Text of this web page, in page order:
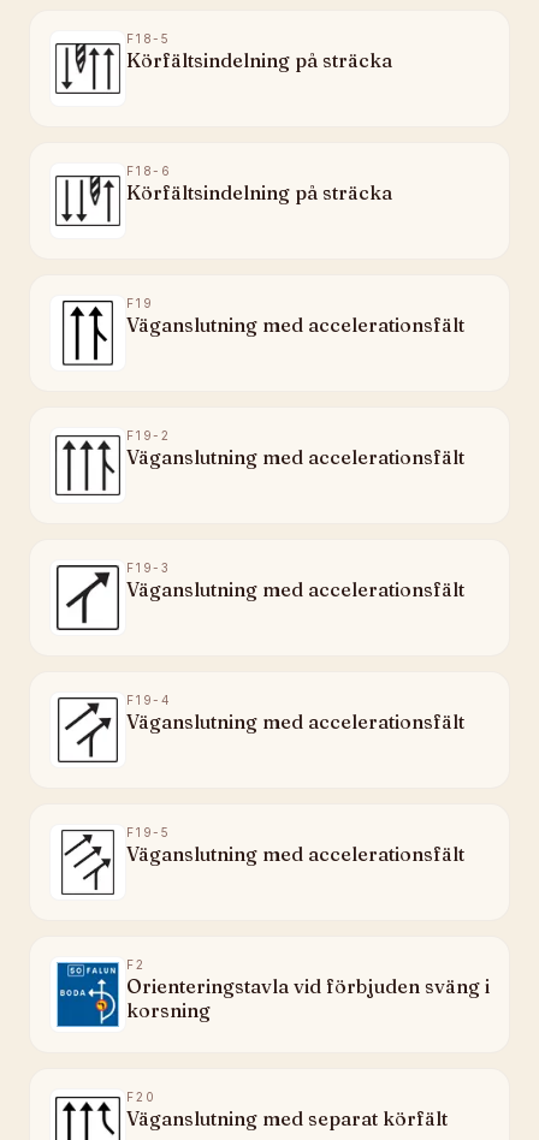
F18-5
Körfältsindelning på sträcka
F18-6
Körfältsindelning på sträcka
F19
Väganslutning med accelerationsfält
F19-2
Väganslutning med accelerationsfält
F19-3
Väganslutning med accelerationsfält
F19-4
Väganslutning med accelerationsfält
F19-5
Väganslutning med accelerationsfält
F2
Orienteringstavla vid förbjuden sväng i
korsning
F20
Väganslutning med separat körfält